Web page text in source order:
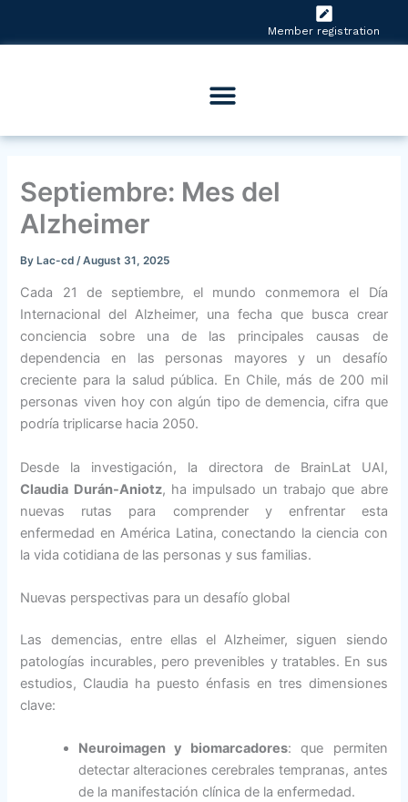
Member registration
Septiembre: Mes del
Alzheimer
ByLac-cd /August 31, 2025
Cada 21 de septiembre, el mundo conmemora el Día
Internacional del Alzheimer, una fecha que busca crear
conciencia sobre una de las principales causas de
dependencia en las personas mayores y un desafío
creciente para la salud pública. En Chile, más de 200 mil
personas viven hoy con algún tipo de demencia, cifra que
podría triplicarse hacia 2050.
Desde la investigación, la directora de BrainLat UAI,
Claudia Durán-Aniotz, ha impulsado un trabajo que abre
nuevas rutas para comprender y enfrentar esta
enfermedad en América Latina, conectando la ciencia con
la vida cotidiana de las personas y sus familias.
Nuevas perspectivas para un desafío global
Las demencias, entre ellas el Alzheimer, siguen siendo
patologías incurables, pero prevenibles y tratables. En sus
estudios, Claudia ha puesto énfasis en tres dimensiones
clave:
Neuroimagen y biomarcadores: que permiten
detectar alteraciones cerebrales tempranas, antes
de la manifestación clínica de la enfermedad.